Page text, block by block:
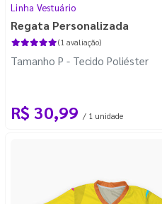
Linha Vestuário
Regata Personalizada
(1 avaliação)
Tamanho P - Tecido Poliéster
R$ 30,99 / 1 unidade